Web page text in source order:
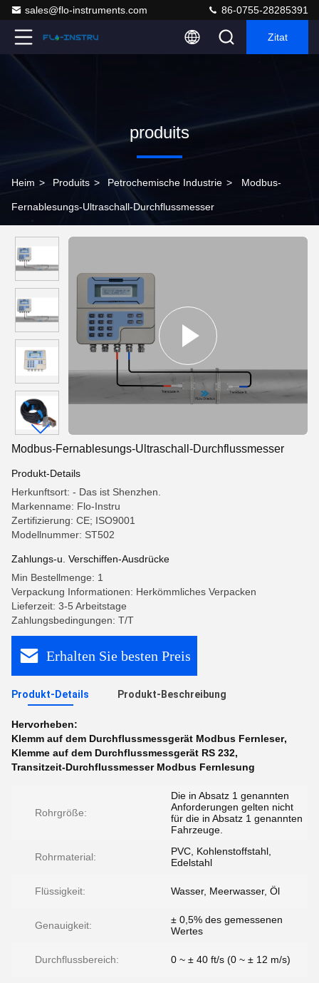
sales@flo-instruments.com 86-0755-28285391
Zitat
produits
Heim > Produits > Petrochemische Industrie > Modbus-
Fernablesungs-Ultraschall-Durchflussmesser
Modbus-Fernablesungs-Ultraschall-Durchflussmesser
Produkt-Details
Herkunftsort: - Das ist Shenzhen.
Markenname: Flo-Instru
Zertifizierung: CE; ISO9001
Modellnummer: ST502
Zahlungs-u. Verschiffen-Ausdrücke
Min Bestellmenge: 1
Verpackung Informationen: Herkömmliches Verpacken
Lieferzeit: 3-5 Arbeitstage
Zahlungsbedingungen: T/T
Erhalten Sie besten Preis
Produkt-Details Produkt-Beschreibung
Hervorheben:
Klemm auf dem Durchflussmessgerät Modbus Fernleser,
Klemme auf dem Durchflussmessgerät RS 232,
Transitzeit-Durchflussmesser Modbus Fernlesung
Rohrgröße:
Die in Absatz 1 genannten
Anforderungen gelten nicht
für die in Absatz 1 genannten
Fahrzeuge.
Rohrmaterial:
PVC, Kohlenstoffstahl,
Edelstahl
Flüssigkeit: Wasser, Meerwasser, Öl
Genauigkeit:
± 0,5% des gemessenen
Wertes
Durchflussbereich: 0 ~ ± 40 ft/s (0 ~ ± 12 m/s)